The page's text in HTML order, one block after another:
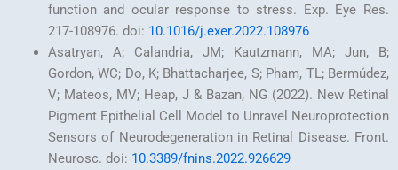
function and ocular response to stress. Exp. Eye Res.
217-108976. doi: 10.1016/j.exer.2022.108976
Asatryan, A; Calandria, JM; Kautzmann, MA; Jun, B;
Gordon, WC; Do, K; Bhattacharjee, S; Pham, TL; Bermúdez,
V; Mateos, MV; Heap, J & Bazan, NG (2022). New Retinal
Pigment Epithelial Cell Model to Unravel Neuroprotection
Sensors of Neurodegeneration in Retinal Disease. Front.
Neurosc. doi: 10.3389/fnins.2022.926629